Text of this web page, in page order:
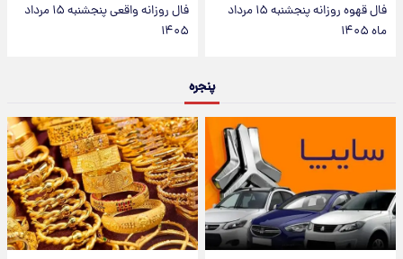
فال قهوه روزانه پنجشنبه ۱۵ مرداد
ماه ۱۴۰۵
فال روزانه واقعی پنجشنبه ۱۵ مرداد
۱۴۰۵
پنجره